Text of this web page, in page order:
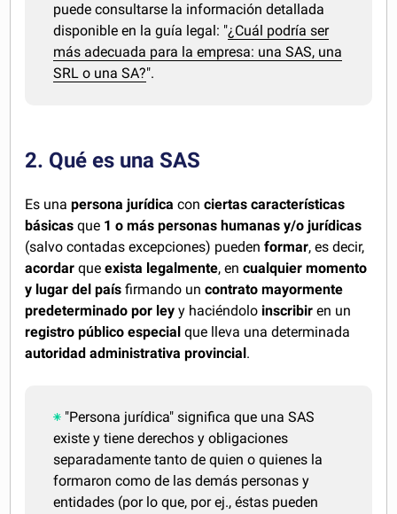
puede consultarse la información detallada
disponible en la guía legal: "¿Cuál podría ser
más adecuada para la empresa: una SAS, una
SRL o una SA?".
2. Qué es una SAS
Es unapersona jurídica conciertas características
básicas que 1 o más personas humanas y/o jurídicas
(salvo contadas excepciones) puedenformar, es decir,
acordar queexista legalmente, encualquier momento
y lugar del país firmando uncontrato mayormente
predeterminado por ley y haciéndolo inscribir en un
registro público especial que lleva una determinada
autoridad administrativa provincial.
"Persona jurídica" significa que una SAS
existe y tiene derechos y obligaciones
separadamente tanto de quien o quienes la
formaron como de las demás personas y
entidades (por lo que, por ej., éstas pueden